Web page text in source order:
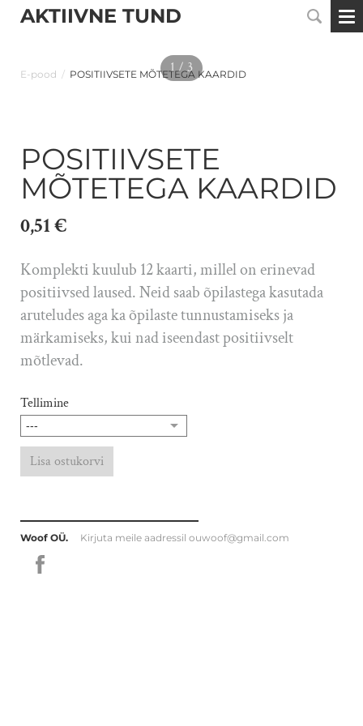
AKTIIVNE TUND
E-pood / POSITIIVSETE MÕTETEGA KAARDID
1 / 3
POSITIIVSETE
MÕTETEGA KAARDID
0,51 €
Komplekti kuulub 12 kaarti, millel on erinevad
positiivsed laused. Neid saab õpilastega kasutada
aruteludes aga ka õpilaste tunnustamiseks ja
märkamiseks, kui nad iseendast positiivselt
mõtlevad.
Tellimine
Lisa ostukorvi
Woof OÜ. Kirjuta meile aadressil ouwoof@gmail.com